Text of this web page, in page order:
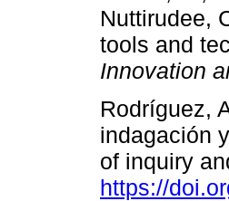
Nuttirudee,
tools and
Innovation
Rodríguez,
indagación
of inquiry
https://